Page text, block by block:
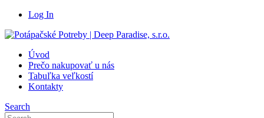
Log In
Úvod
Prečo nakupovať u nás
Tabuľka veľkostí
Kontakty
Search